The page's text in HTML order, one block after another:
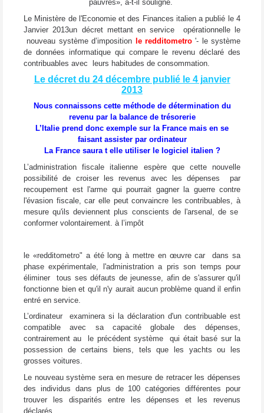
pauvres», a-t-il souligné.
Le Ministère de l'Economie et des Finances italien a publié le 4
Janvier 2013un décret mettant en service opérationnelle le
nouveau système d’imposition
le redditometro'- le système
de données informatique qui compare le revenu déclaré des
contribuables avec leurs habitudes de consommation.
Le décret du 24 décembre publié le 4 janvier
2013
Nous connaissons cette méthode de détermination du
revenu par la balance de trésorerie
L’Italie prend donc exemple sur la France mais en se
faisant assister par ordinateur
La France saura t elle utiliser le logiciel italien ?
L’administration fiscale italienne espère que cette nouvelle
possibilité de croiser les revenus avec les dépenses par
recoupement est l'arme qui pourrait gagner la guerre contre
l'évasion fiscale, car elle peut convaincre les contribuables, à
mesure qu'ils deviennent plus conscients de l'arsenal, de se
conformer volontairement. à l’impôt
le «redditometro" a été long à mettre en œuvre car dans sa
phase expérimentale, l'administration a pris son temps pour
éliminer tous ses défauts de jeunesse, afin de s'assurer qu'il
fonctionne bien et qu'il n'y aurait aucun problème quand il enfin
entré en service.
L’ordinateur examinera si la déclaration d'un contribuable est
compatible avec sa capacité globale des dépenses,
contrairement au le précédent système qui était basé sur la
possession de certains biens, tels que les yachts ou les
grosses voitures.
Le nouveau système sera en mesure de retracer les dépenses
des individus dans plus de 100 catégories différentes pour
trouver les disparités entre les dépenses et les revenus
déclarés.